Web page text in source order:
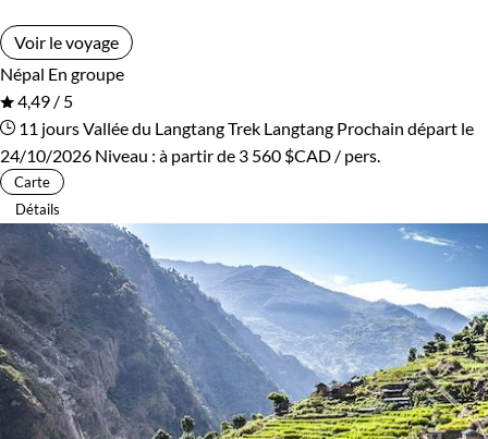
Voir le voyage
Népal En groupe
4,49 / 5
11 joursVallée du LangtangTrek Langtang Prochain départ le
24/10/2026 Niveau : à partir de 3 560 $CAD / pers.
Carte
Détails